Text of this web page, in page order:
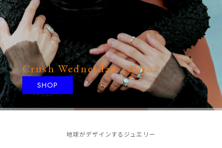
Crush Wednesday Tokyo
SHOP
地球がデザインするジュエリー